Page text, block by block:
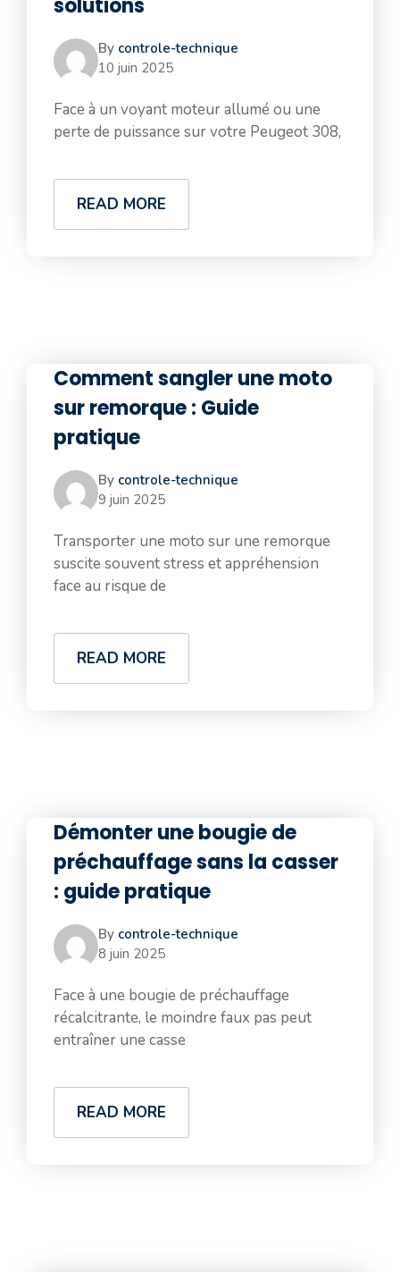
solutions
By controle-technique
10 juin 2025
Face à un voyant moteur allumé ou une
perte de puissance sur votre Peugeot 308,
READ MORE
Comment sangler une moto
sur remorque : Guide
pratique
By controle-technique
9 juin 2025
Transporter une moto sur une remorque
suscite souvent stress et appréhension
face au risque de
READ MORE
Démonter une bougie de
préchauffage sans la casser
: guide pratique
By controle-technique
8 juin 2025
Face à une bougie de préchauffage
récalcitrante, le moindre faux pas peut
entraîner une casse
READ MORE